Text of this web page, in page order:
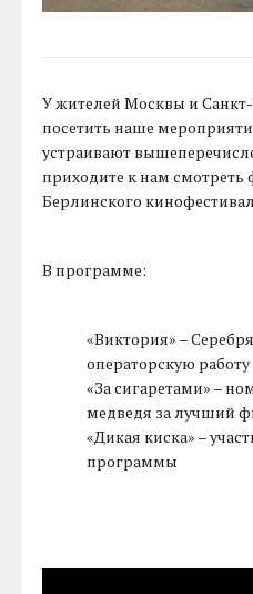
У жителей Москвы и
посетить наше
устраивают
приходите к нам
Берлинского
В программе:
«Виктория» –
операторскую работу
«За сигаретами» –
медведя за лучший
«Дикая киска» –
программы